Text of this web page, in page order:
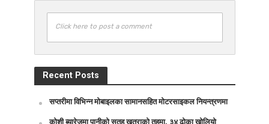
Click here to post a comment
Recent Posts
सप्तरीमा विभिन्न मोबाइलका सामानसहित मोटरसाइकल नियन्त्रणमा
कोशी ब्यारेजमा पानीको सतह खतराको तहमा, ३४ ढोका खोलियो